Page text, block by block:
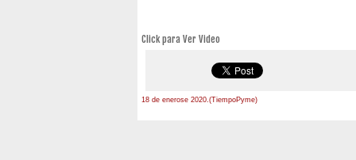
Click para Ver Video
18 de enerose 2020.(TiempoPyme)